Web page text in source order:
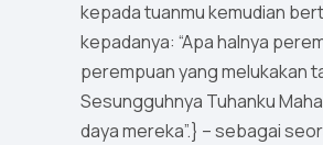
kepada tuanmu kemudian
kepadanya: “Apa halnya
perempuan yang melukakan
Sesungguhnya Tuhanku
daya mereka”.} – sebagai